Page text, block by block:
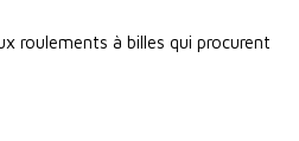
roulements à billes qui procurent